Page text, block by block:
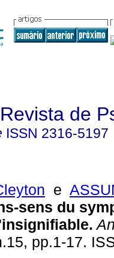
de
ISSN 2316-5197
e
sens du
.
pp.1-17.